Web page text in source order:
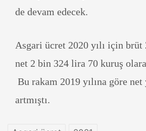
de devam edecek.
Asgari ücret 2020 yılı için
net 2 bin 324 lira 70 kuruş
Bu rakam 2019 yılına göre net
artmıştı.